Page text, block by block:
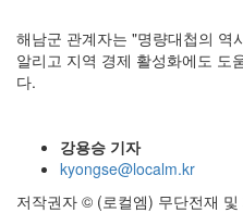
해남군 관계자는 "명량대첩의 역
알리고 지역 경제 활성화에도 도
다.
강용승 기자
kyongse@localm.kr
저작권자 © (로컬엠) 무단전재 및